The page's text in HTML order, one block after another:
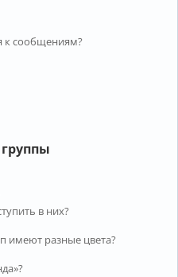
к сообщениям?
в них?
имеют разные цвета?